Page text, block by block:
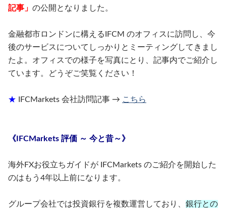
記事」 の公開となりました。
金融都市ロンドンに構えるIFCM のオフィスに訪問し、今
後のサービスについてしっかりとミーティングしてきまし
たよ。オフィスでの様子を写真にとり、記事内でご紹介し
ています。どうぞご笑覧ください！
★ IFCMarkets 会社訪問記事 → こちら
《IFCMarkets 評価 ～ 今と昔～》
海外FXお役立ちガイドが IFCMarkets のご紹介を開始した
のはもう4年以上前になります。
グループ会社では投資銀行を複数運営しており、 銀行との